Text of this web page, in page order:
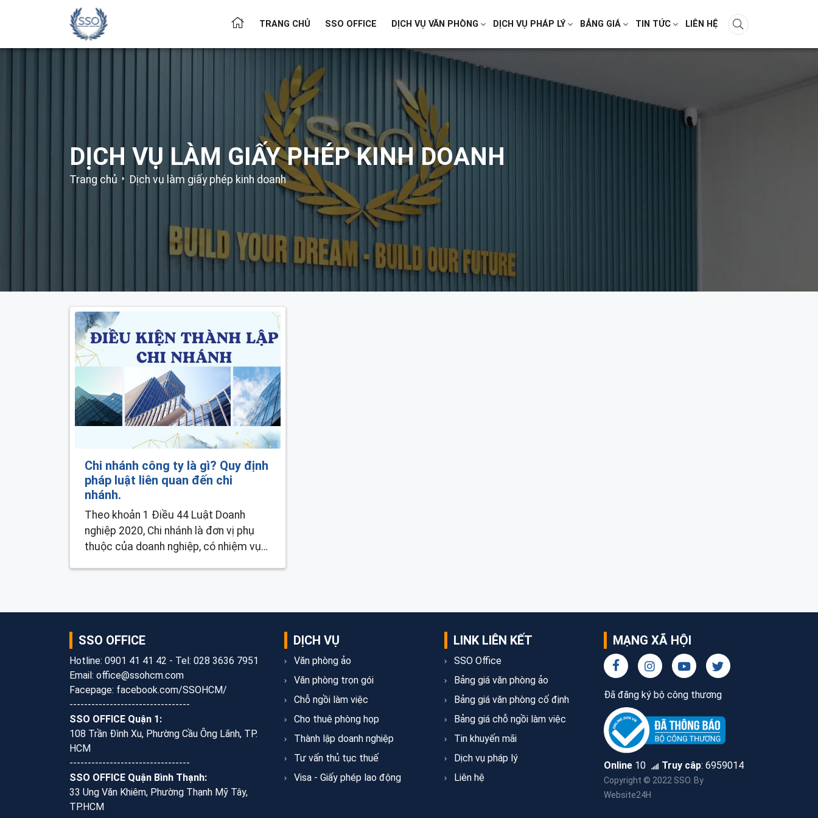
TRANG CHỦ SSO OFFICE DỊCH VỤ VĂN PHÒNG DỊCH VỤ PHÁP LÝ BẢNG GIÁ TIN TỨC LIÊN HỆ
DỊCH VỤ LÀM GIẤY PHÉP KINH DOANH
Trang chủ Dịch vụ làm giấy phép kinh doanh
Chi nhánh công ty là gì? Quy định
pháp luật liên quan đến chi
nhánh.
Theo khoản 1 Điều 44 Luật Doanh
nghiệp 2020, Chi nhánh là đơn vị phụ
thuộc của doanh nghiệp, có nhiệm vụ
mặc dù được phép thực hiện hoạt
vị trực thuộc công ty, không có tư cách
pháp nhân độc lập.
SSO OFFICE
Hotline: 0901 41 41 42 - Tel: 028 3636 7951
Email: office@ssohcm.com
Facepage: facebook.com/SSOHCM/
---------------------------------
SSO OFFICE Quận 1:
108 Trần Đình Xu, Phường Cầu Ông Lãnh, TP.
HCM
---------------------------------
SSO OFFICE Quận Bình Thạnh:
33 Ung Văn Khiêm, Phường Thạnh Mỹ Tây,
TP.HCM
DỊCH VỤ
Văn phòng ảo
Văn phòng trọn gói
Chỗ ngồi làm việc
Cho thuê phòng họp
Thành lập doanh nghiệp
Tư vấn thủ tục thuế
Visa - Giấy phép lao động
LINK LIÊN KẾT
SSO Office
Bảng giá văn phòng ảo
Bảng giá văn phòng cố định
Bảng giá chỗ ngồi làm việc
Tin khuyến mãi
Dịch vụ pháp lý
Liên hệ
MẠNG XÃ HỘI
Đã đăng ký bộ công thương
Online 10 Truy câp: 6959014
Copyright © 2022 SSO. By
Website24H